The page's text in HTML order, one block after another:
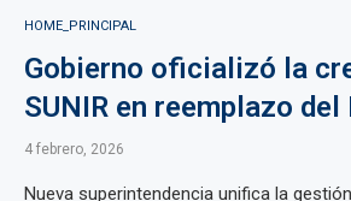
HOME_PRINCIPAL
Gobierno oficializó la
SUNIR en reemplazo del
4 febrero, 2026
Nueva superintendencia unifica la